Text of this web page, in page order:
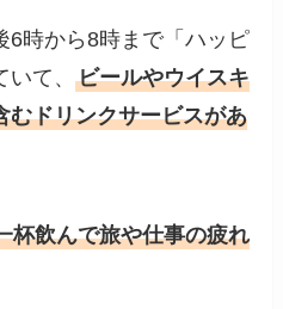
6時から8時まで「ハッピ
いて、ビールやウイスキ
むドリンクサービスがあ
杯飲んで旅や仕事の疲れ